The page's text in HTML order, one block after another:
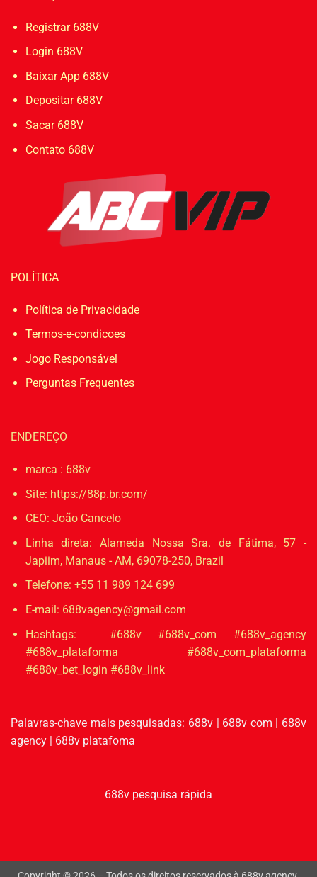
Registrar 688V
Login 688V
Baixar App 688V
Depositar 688V
Sacar 688V
Contato 688V
POLÍTICA
Política de Privacidade
Termos-e-condicoes
Jogo Responsável
Perguntas Frequentes
ENDEREÇO
marca : 688v
Site: https://88p.br.com/
CEO: João Cancelo
Linha direta:Alameda Nossa Sra. de Fátima, 57 -
Japiim, Manaus - AM, 69078-250, Brazil
Telefone: +55 11 989 124 699
E-mail: 688vagency@gmail.com
Hashtags: #688v #688v_com #688v_agency
#688v_plataforma #688v_com_plataforma
#688v_bet_login #688v_link
Palavras-chave mais pesquisadas: 688v| 688v com
688v
agency
688v platafoma
688v pesquisa rápida